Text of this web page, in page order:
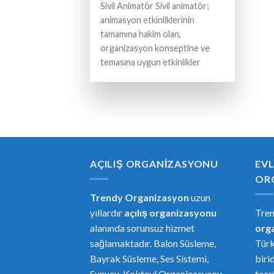
Sivil Animatör Sivil animatör;
animasyon etkinliklerinin
tamamına hakim olan,
organizasyon konseptine ve
temasına uygun etkinlikler
AÇILIŞ ORGANIZASYONU
Trendy Organizasyon uzun
yıllardır açılış organizasyonu
alanında sorunsuz hizmet
sağlamaktadır. Balon Süsleme,
Bayrak Süsleme, Ses Sistemi,
or